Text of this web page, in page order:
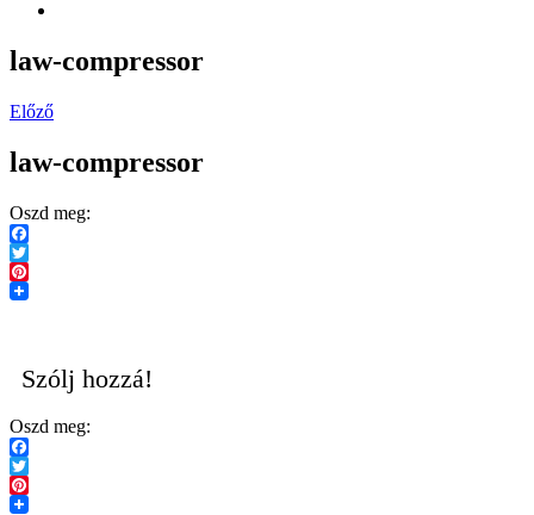
law-compressor
Előző
law-compressor
Oszd meg:
Facebook
Twitter
Pinterest
Szólj hozzá!
Oszd meg:
Facebook
Twitter
Pinterest